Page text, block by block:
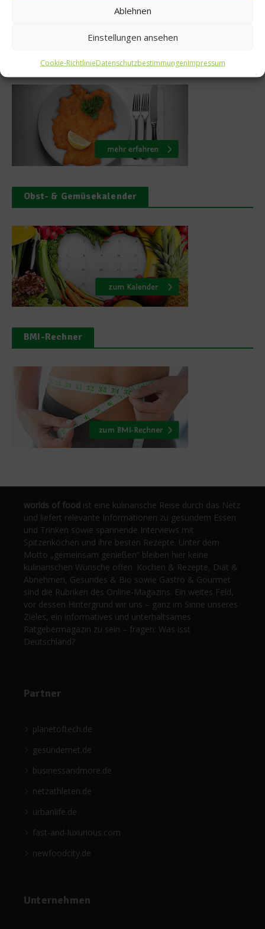
Ablehnen
Einstellungen ansehen
Cookie-RichtlinieDatenschutzbestimmungenImpressum
Obst- & Gemüsekalender
BMI-Rechner
worlds of food ist eine kulinarische Reise durch das Netz
und liefert relevante Informationen zu gesundem Essen
und Trinken sowie spannende Interviews mit
Spitzenköchen und ihre besten Rezepte. Unter dem
Motto „gemeinsam genießen“ bleiben hier keine
kulinarischen Wünsche offen. Kochen & Rezepte, Diät &
Abnehmen, Gesundes & Bio sowie Gastro & Gourmet
sind die Rubriken des Online-Magazins. Ein weites Feld,
vor dessen Hintergrund wir uns – ganz im Sinne unseres
Zieles, ein informatives und unterhaltsames
Ratgebermagazin zu sein – fragen: Was isst
Deutschland?
Partner
planetoftech.de
gesündernet.de
businessandmore.de
netzathleten.de
urbanlife.de
fast-and-luxurious.com
newfoodcity.de
Unternehmen